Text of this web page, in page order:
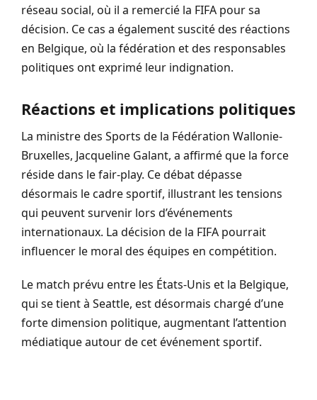
réseau social, où il a remercié la FIFA pour sa
décision. Ce cas a également suscité des réactions
en Belgique, où la fédération et des responsables
politiques ont exprimé leur indignation.
Réactions et implications politiques
La ministre des Sports de la Fédération Wallonie-
Bruxelles, Jacqueline Galant, a affirmé que la force
réside dans le fair-play. Ce débat dépasse
désormais le cadre sportif, illustrant les tensions
qui peuvent survenir lors d’événements
internationaux. La décision de la FIFA pourrait
influencer le moral des équipes en compétition.
Le match prévu entre les États-Unis et la Belgique,
qui se tient à Seattle, est désormais chargé d’une
forte dimension politique, augmentant l’attention
médiatique autour de cet événement sportif.